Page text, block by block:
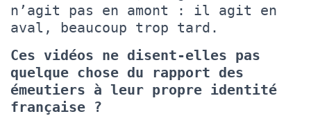
n’agit pas en amont : il agit en
aval, beaucoup trop tard.
Ces vidéos ne disent-elles pas
quelque chose du rapport des
émeutiers à leur propre identité
française ?